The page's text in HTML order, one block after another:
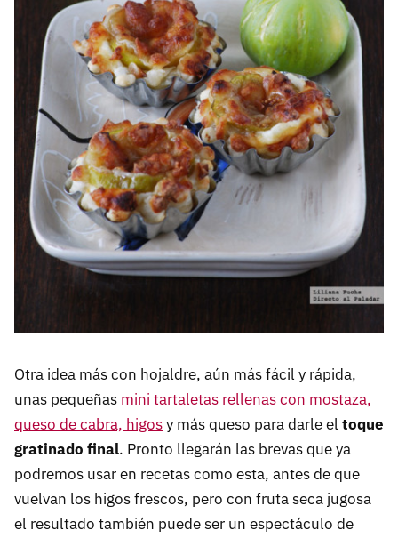
Otra idea más con hojaldre, aún más fácil y rápida,
unas pequeñas mini tartaletas rellenas con mostaza,
queso de cabra, higosy más queso para darle el toque
gratinado final. Pronto llegarán las brevas que ya
podremos usar en recetas como esta, antes de que
vuelvan los higos frescos, pero con fruta seca jugosa
el resultado también puede ser un espectáculo de